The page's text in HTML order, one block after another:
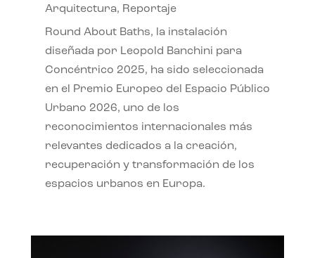
Arquitectura, Reportaje
Round About Baths, la instalación
diseñada por Leopold Banchini para
Concéntrico 2025, ha sido seleccionada
en el Premio Europeo del Espacio Público
Urbano 2026, uno de los
reconocimientos internacionales más
relevantes dedicados a la creación,
recuperación y transformación de los
espacios urbanos en Europa.